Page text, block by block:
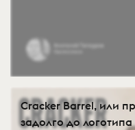
Cracker Barrel, или
задолго до логотипа